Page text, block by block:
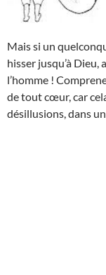
Mais si un
hisser jusqu’à Dieu,
l’homme !
de tout cœur, car
désillusions, dans